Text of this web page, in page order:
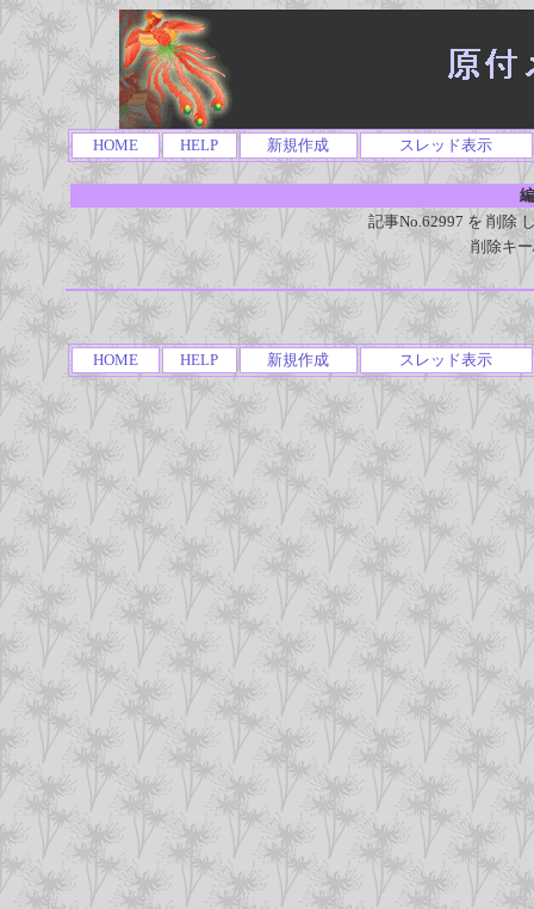
HOME HELP 新規作成 スレッド表示
記事No.62997 を 削除
削除キ
HOME HELP 新規作成 スレッド表示